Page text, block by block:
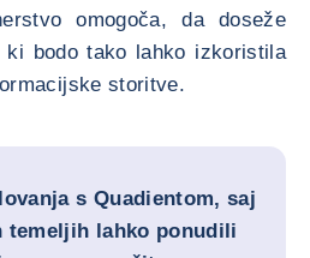
omogoča, da doseže
bodo tako lahko izkoristila
storitve.
s Quadientom, saj
temeljih lahko ponudili